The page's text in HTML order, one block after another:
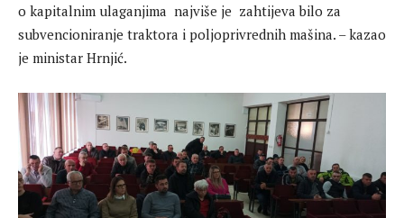
o kapitalnim ulaganjima najviše je zahtijeva bilo za
subvencioniranje traktora i poljoprivrednih mašina. – kazao
je ministar Hrnjić.